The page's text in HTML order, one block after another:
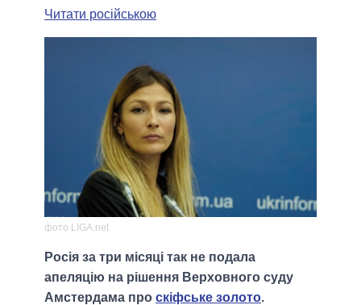
ВСІ ПЕРСОНИ
Читати російською
фото LIGA.net
Росія за три місяці так не подала
апеляцію на рішення Верховного суду
Амстердама про скіфське золото.